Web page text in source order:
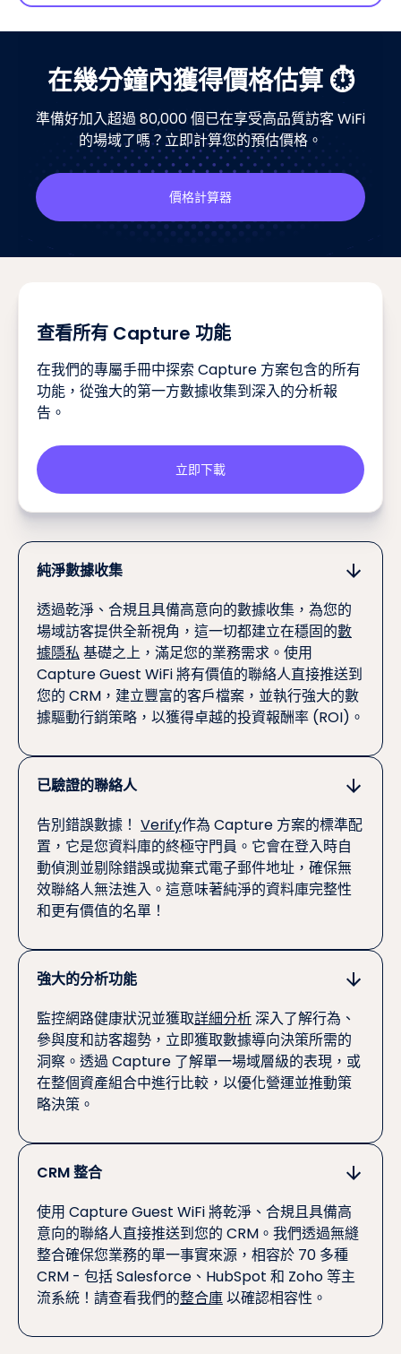
在幾分鐘內獲得價格估算 ⏱️
準備好加入超過 80,000 個已在享受高品質訪客 WiFi
的場域了嗎？立即計算您的預估價格。
價格計算器
查看所有 Capture 功能
在我們的專屬手冊中探索 Capture 方案包含的所有
功能，從強大的第一方數據收集到深入的分析報
告。
立即下載
純淨數據收集
透過乾淨、合規且具備高意向的數據收集，為您的
場域訪客提供全新視角，這一切都建立在穩固的數
據隱私基礎之上，滿足您的業務需求。使用
Capture Guest WiFi 將有價值的聯絡人直接推送到
您的 CRM，建立豐富的客戶檔案，並執行強大的數
據驅動行銷策略，以獲得卓越的投資報酬率 (ROI)。
已驗證的聯絡人
告別錯誤數據！ Verify作為 Capture 方案的標準配
置，它是您資料庫的終極守門員。它會在登入時自
動偵測並剔除錯誤或拋棄式電子郵件地址，確保無
效聯絡人無法進入。這意味著純淨的資料庫完整性
和更有價值的名單！
強大的分析功能
監控網路健康狀況並獲取詳細分析深入了解行為、
參與度和訪客趨勢，立即獲取數據導向決策所需的
洞察。透過 Capture 了解單一場域層級的表現，或
在整個資產組合中進行比較，以優化營運並推動策
略決策。
CRM 整合
使用 Capture Guest WiFi 將乾淨、合規且具備高
意向的聯絡人直接推送到您的 CRM。我們透過無縫
整合確保您業務的單一事實來源，相容於 70 多種
CRM - 包括 Salesforce、HubSpot 和 Zoho 等主
流系統！請查看我們的整合庫以確認相容性。